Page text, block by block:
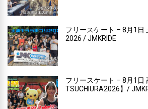
フリースケート – 8月1日
2026 / JMKRIDE
フリースケート – 8月1日
TSUCHIURA2026】/